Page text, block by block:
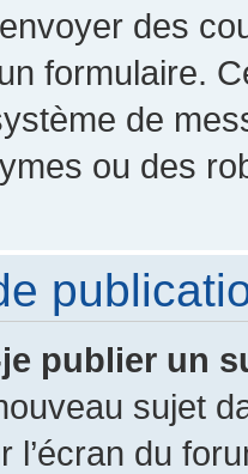
des
formulaire.
de
ou des
publier un
sujet
l’écran du